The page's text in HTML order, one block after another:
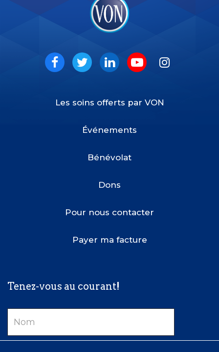
Social
Les soins offerts par VON
Événements
Bénévolat
Dons
Pour nous contacter
Payer ma facture
Tenez-vous au courant!
Nom